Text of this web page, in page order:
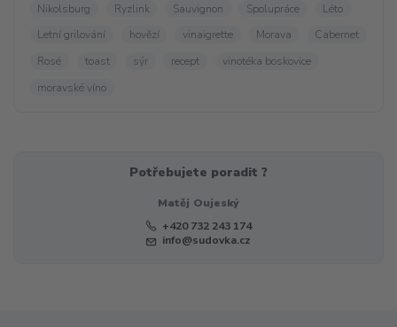
Nikolsburg
Ryzlink Sauvignon Spolupráce
Léto
Letní grilování
hovězí vinaigrette Morava
Cabernet
Rosé
toast sýr recept
vinotéka boskovice
moravské víno
Potřebujete poradit ?
Matěj Oujeský
+420 732 243 174
info@sudovka.cz